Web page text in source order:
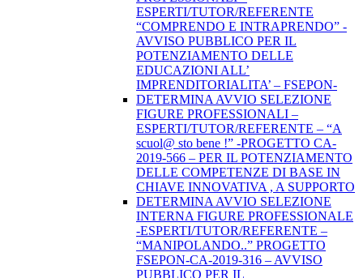
ESPERTI/TUTOR/REFERENTE
“COMPRENDO E INTRAPRENDO” -
AVVISO PUBBLICO PER IL
POTENZIAMENTO DELLE
EDUCAZIONI ALL’
IMPRENDITORIALITA’ – FSEPON-
DETERMINA AVVIO SELEZIONE
FIGURE PROFESSIONALI –
ESPERTI/TUTOR/REFERENTE – “A
scuol@ sto bene !” -PROGETTO CA-
2019-566 – PER IL POTENZIAMENTO
DELLE COMPETENZE DI BASE IN
CHIAVE INNOVATIVA , A SUPPORTO
DETERMINA AVVIO SELEZIONE
INTERNA FIGURE PROFESSIONALE
-ESPERTI/TUTOR/REFERENTE –
“MANIPOLANDO..” PROGETTO
FSEPON-CA-2019-316 – AVVISO
PUBBLICO PER IL